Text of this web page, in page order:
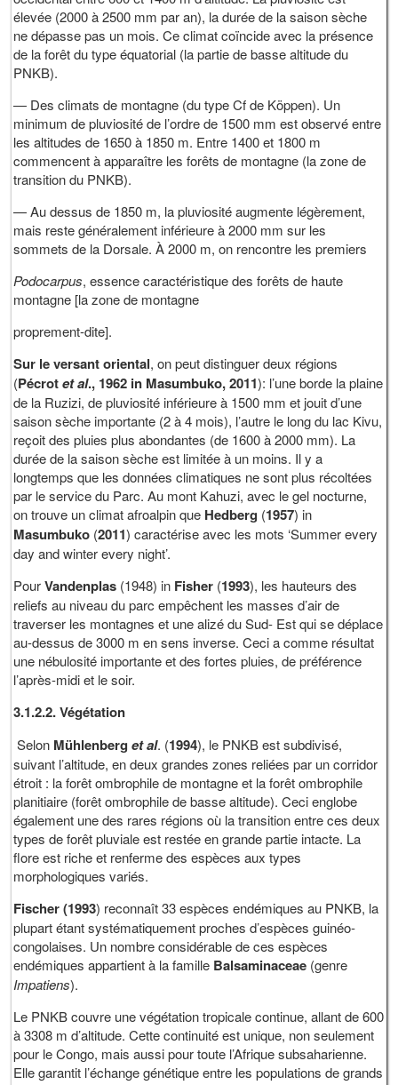
élevée (2000 à 2500 mm par an), la durée de la saison sèche
ne dépasse pas un mois. Ce climat coïncide avec la présence
de la forêt du type équatorial (la partie de basse altitude du
PNKB).
— Des climats de montagne (du type Cf de Köppen). Un
minimum de pluviosité de l’ordre de 1500 mm est observé entre
les altitudes de 1650 à 1850 m. Entre 1400 et 1800 m
commencent à apparaître les forêts de montagne (la zone de
transition du PNKB).
— Au dessus de 1850 m, la pluviosité augmente légèrement,
mais reste généralement inférieure à 2000 mm sur les
sommets de la Dorsale. À 2000 m, on rencontre les premiers
Podocarpus, essence caractéristique des forêts de haute
montagne [la zone de montagne
proprement-dite].
Sur le versant oriental, on peut distinguer deux régions
(Pécrotet al., 1962 in Masumbuko, 2011): l’une borde la plaine
de la Ruzizi, de pluviosité inférieure à 1500 mm et jouit d’une
saison sèche importante (2 à 4 mois), l’autre le long du lac Kivu,
reçoit des pluies plus abondantes (de 1600 à 2000 mm). La
durée de la saison sèche est limitée à un moins. Il y a
longtemps que les données climatiques ne sont plus récoltées
par le service du Parc. Au mont Kahuzi, avec le gel nocturne,
on trouve un climat afroalpin que Hedberg (1957) in
Masumbuko (2011) caractérise avec les mots ‘Summer every
day and winter every night’.
PourVandenplas (1948) in Fisher (1993), les hauteurs des
reliefs au niveau du parc empêchent les masses d’air de
traverser les montagnes et une alizé du Sud- Est qui se déplace
au-dessus de 3000 m en sens inverse. Ceci a comme résultat
une nébulosité importante et des fortes pluies, de préférence
l’après-midi et le soir.
3.1.2.2. Végétation
Selon Mühlenberget al. (1994), le PNKB est subdivisé,
suivant l’altitude, en deux grandes zones reliées par un corridor
étroit : la forêt ombrophile de montagne et la forêt ombrophile
planitiaire (forêt ombrophile de basse altitude). Ceci englobe
également une des rares régions où la transition entre ces deux
types de forêt pluviale est restée en grande partie intacte. La
flore est riche et renferme des espèces aux types
morphologiques variés.
Fischer (1993) reconnaît 33 espèces endémiques au PNKB, la
plupart étant systématiquement proches d’espèces guinéo-
congolaises. Un nombre considérable de ces espèces
endémiques appartient à la famille Balsaminaceae (genre
Impatiens).
Le PNKB couvre une végétation tropicale continue, allant de 600
à 3308 m d’altitude. Cette continuité est unique, non seulement
pour le Congo, mais aussi pour toute l’Afrique subsaharienne.
Elle garantit l’échange génétique entre les populations de grands